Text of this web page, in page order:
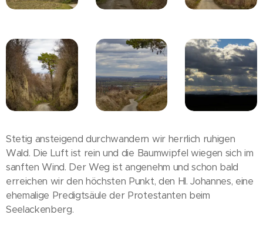
Stetig ansteigend durchwandern wir herrlich ruhigen
Wald. Die Luft ist rein und die Baumwipfel wiegen sich im
sanften Wind. Der Weg ist angenehm und schon bald
erreichen wir den höchsten Punkt, den Hl. Johannes, eine
ehemalige Predigtsäule der Protestanten beim
Seelackenberg.